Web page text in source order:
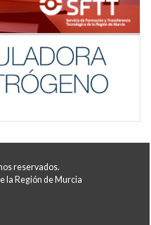
reservados.
la Región de Murcia